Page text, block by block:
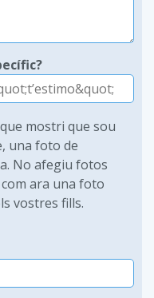
mostri que sou
una foto de
No afegiu fotos
ara una foto
vostres fills.